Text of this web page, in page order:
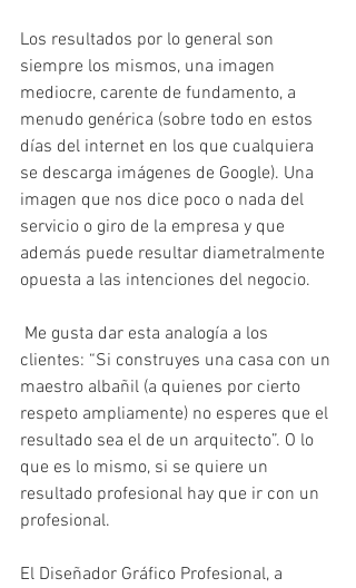
Los resultados por lo general son
siempre los mismos, una imagen
mediocre, carente de fundamento, a
menudo genérica (sobre todo en estos
días del internet en los que cualquiera
se descarga imágenes de Google). Una
imagen que nos dice poco o nada del
servicio o giro de la empresa y que
además puede resultar diametralmente
opuesta a las intenciones del negocio.
clientes: “Si construyes una casa con un
maestro albañil (a quienes por cierto
respeto ampliamente) no esperes que el
resultado sea el de un arquitecto”. O lo
que es lo mismo, si se quiere un
resultado profesional hay que ir con un
profesional.
El Diseñador Gráfico Profesional, a